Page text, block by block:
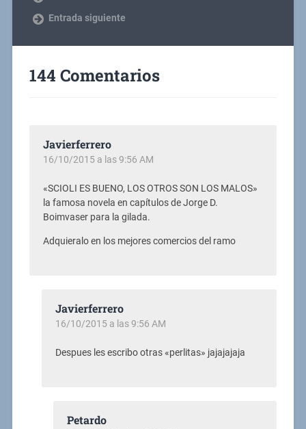
Entrada siguiente
144 Comentarios
Javierferrero
16/10/2015 a las 9:56 AM
«SCIOLI ES BUENO, LOS OTROS SON LOS MALOS»
la famosa novela en capítulos de Jorge D.
Boimvaser para la gilada.
Adquieralo en los mejores comercios del ramo
Javierferrero
16/10/2015 a las 9:56 AM
Despues les escribo otras «perlitas» jajajajaja
Petardo